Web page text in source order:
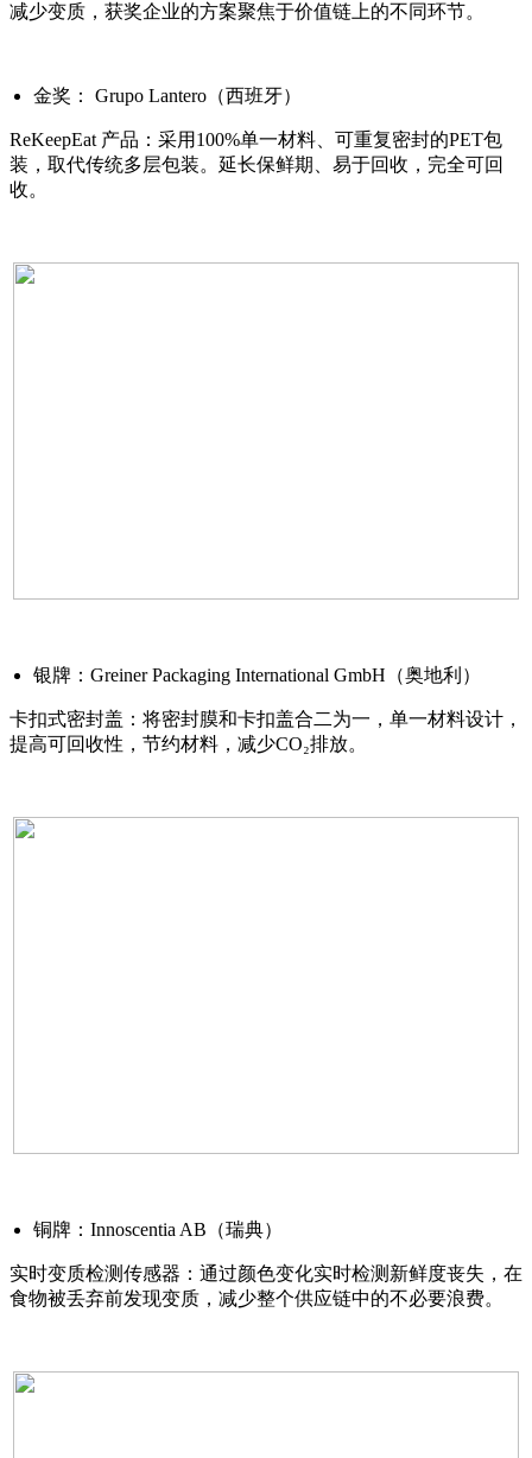
减少变质，获奖企业的方案聚焦于价值链上的不同环节。
金奖： Grupo Lantero（西班牙）
ReKeepEat 产品：采用100%单一材料、可重复密封的PET包
装，取代传统多层包装。延长保鲜期、易于回收，完全可回
收。
银牌：Greiner Packaging International GmbH（奥地利）
卡扣式密封盖：将密封膜和卡扣盖合二为一，单一材料设计，
提高可回收性，节约材料，减少CO₂排放。
铜牌：Innoscentia AB（瑞典）
实时变质检测传感器：通过颜色变化实时检测新鲜度丧失，在
食物被丢弃前发现变质，减少整个供应链中的不必要浪费。